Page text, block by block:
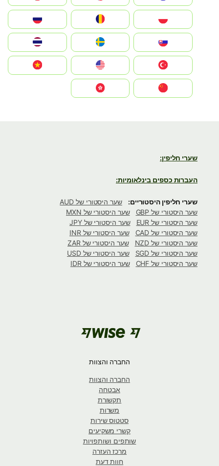
România
Slovensko
United States
Vietnam
שערי חליפין:
העברות כספים בינלאומיות:
שערי חליפין היסטוריים:
שער היסטורי של AUD
שער היסטורי של GBP
שער היסטורי של MXN
שער היסטורי של EUR
שער היסטורי של JPY
שער היסטורי של CAD
שער היסטורי של INR
שער היסטורי של NZD
שער היסטורי של ZAR
שער היסטורי של SGD
שער היסטורי של USD
שער היסטורי של CHF
שער היסטורי של IDR
החברה והצוות
החברה והצוות
אבטחה
תקשורת
משרות
סטטוס שירות
קשרי משקיעים
שותפים ושותפויות
מרכז העזרה
חוות דעת